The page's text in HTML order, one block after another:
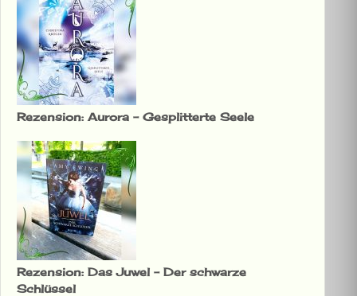
Rezension: Aurora – Gesplitterte Seele
Rezension: Das Juwel – Der schwarze
Schlüssel